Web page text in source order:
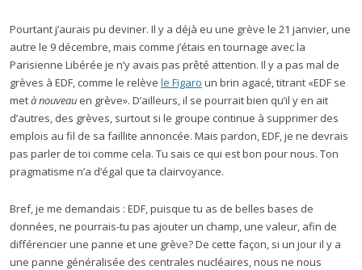
Pourtant j’aurais pu deviner. Il y a déjà eu une grève le 21 janvier, une
autre le 9 décembre, mais comme j’étais en tournage avec la
Parisienne Libérée je n’y avais pas prêté attention. Il y a pas mal de
grèves à EDF, comme le relève le Figaro un brin agacé, titrant «EDF se
metà nouveau en grève». D’ailleurs, il se pourrait bien qu’il y en ait
d’autres, des grèves, surtout si le groupe continue à supprimer des
emplois au fil de sa faillite annoncée. Mais pardon, EDF, je ne devrais
pas parler de toi comme cela. Tu sais ce qui est bon pour nous. Ton
pragmatisme n’a d’égal que ta clairvoyance.
Bref, je me demandais : EDF, puisque tu as de belles bases de
données, ne pourrais-tu pas ajouter un champ, une valeur, afin de
différencier une panne et une grève? De cette façon, si un jour il y a
une panne généralisée des centrales nucléaires, nous ne nous